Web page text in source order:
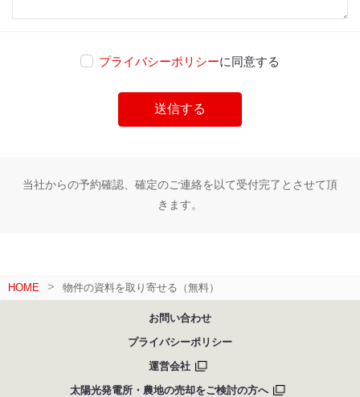
プライバシーポリシーに同意する
当社からの予約確認、確定のご連絡を以て受付完了とさせて頂
きます。
HOME 物件の資料を取り寄せる（無料）
お問い合わせ
プライバシーポリシー
運営会社
太陽光発電所・農地の売却をご検討の方へ